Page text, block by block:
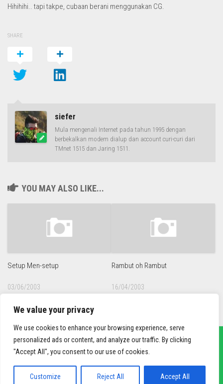
We value your privacy
We use cookies to enhance your browsing experience, serve
personalized ads or content, and analyze our traffic. By clicking
"Accept All", you consent to our use of cookies.
Customize Reject All Accept All
Hihihihi.. tapi takpe, cubaan berani menggunakan CG.
SHARE
siefer
Mula mengenali Internet pada tahun 1995 dengan
berbekalkan modem dialup dan account curi-curi dari
TMnet 1515 dan Jaring 1511.
YOU MAY ALSO LIKE...
Setup Men-setup
03/06/2003
Rambut oh Rambut
16/04/2003
sief3r.com
Powered byWordPress. Theme byAlx.